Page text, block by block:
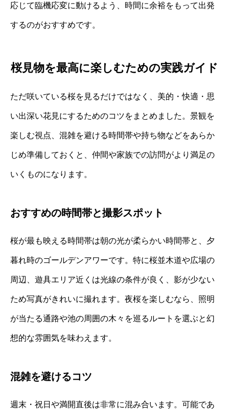
応じて臨機応変に動けるよう、時間に余裕をもって出発
するのがおすすめです。
桜見物を最高に楽しむための実践ガイド
ただ咲いている桜を見るだけではなく、美的・快適・思
い出深い花見にするためのコツをまとめました。景観を
楽しむ視点、混雑を避ける時間帯や持ち物などをあらか
じめ準備しておくと、仲間や家族での訪問がより満足の
いくものになります。
おすすめの時間帯と撮影スポット
桜が最も映える時間帯は朝の光が柔らかい時間帯と、夕
暮れ時のゴールデンアワーです。特に桜並木道や広場の
周辺、遊具エリア近くは光線の条件が良く、影が少ない
ため写真がきれいに撮れます。夜桜を楽しむなら、照明
が当たる通路や池の周囲の木々を巡るルートを選ぶと幻
想的な雰囲気を味わえます。
混雑を避けるコツ
週末・祝日や満開直後は非常に混み合います。可能であ